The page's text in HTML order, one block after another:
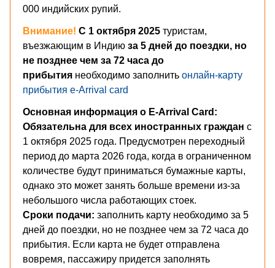
000 индийских рупий.
Внимание! С 1 октября 2025 туристам,
въезжающим в Индию за 5 дней до поездки, но
не позднее чем за 72 часа до
прибытия необходимо заполнить онлайн-карту
прибытия e-Arrival card
Основная информация о E-Arrival Card:
Обязательна для всех иностранных граждан с
1 октября 2025 года. Предусмотрен переходный
период до марта 2026 года, когда в ограниченном
количестве будут приниматься бумажные карты,
однако это может занять больше времени из-за
небольшого числа работающих стоек.
Сроки подачи: заполнить карту необходимо за 5
дней до поездки, но не позднее чем за 72 часа до
прибытия. Если карта не будет отправлена
вовремя, пассажиру придется заполнять